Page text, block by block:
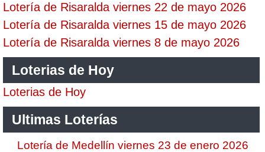
Lotería de Risaralda viernes 22 de mayo 2026
Lotería de Risaralda viernes 15 de mayo 2026
Lotería de Risaralda viernes 8 de mayo 2026
Loterias de Hoy
Loterias de Hoy
Ultimas Loterías
Lotería de Medellín viernes 23 de enero 2026